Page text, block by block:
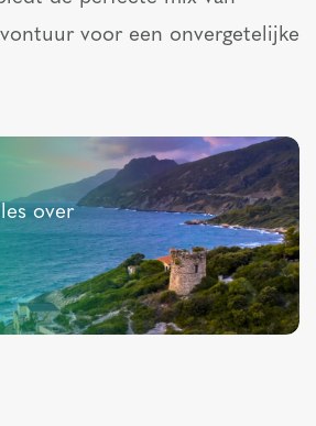
voor een onvergetelijke
over